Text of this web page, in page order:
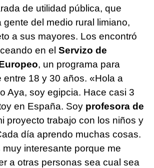
de utilidad pública, que
gente del medio rural limiano,
a sus mayores. Los encontró
en el Servizo de
, un programa para
entre 18 y 30 años. «Hola a
Aya, soy egipcia. Hace casi 3
en España. Soy profesora de
proyecto trabajo con los niños y
día aprendo muchas cosas.
muy interesante porque me
a otras personas sea cual sea